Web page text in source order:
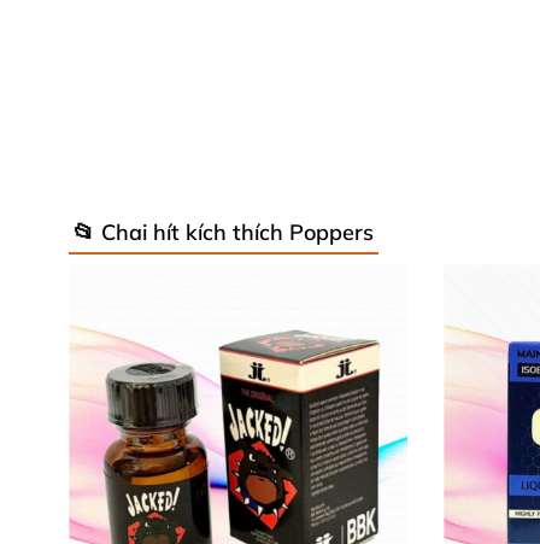
Khi quan tâmvà muốn tìmđể sử dụng
AD giải đáp một số thắc mắc . Trước khi bạn
Có bị nhức đầuvà khó chịu cơ thể
Sử dụng popperrất bình thường . Nhiệm vụ
📂 Chai hít kích thích Poppers